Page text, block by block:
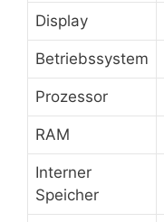
Display
Betriebssystem
Prozessor
RAM
Interner
Speicher